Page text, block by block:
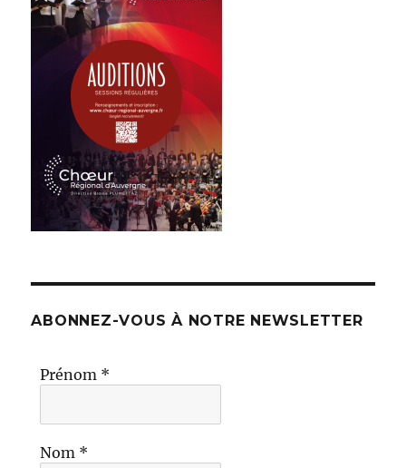
ABONNEZ-VOUS À NOTRE NEWSLETTER
Prénom *
Nom *